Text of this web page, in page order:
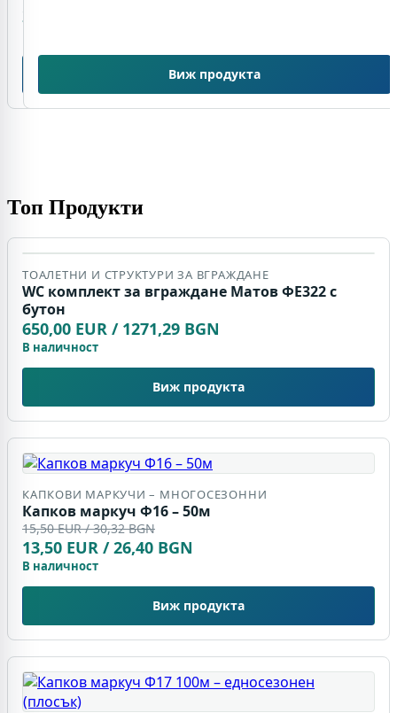
26,40 BGN
Виж продукта
Топ Продукти
ТОАЛЕТНИ И СТРУКТУРИ ЗА ВГРАЖДАНЕ
WC комплект за вграждане Матов ФЕ322 с
бутон
650,00 EUR / 1271,29 BGN
В наличност
Виж продукта
КАПКОВИ МАРКУЧИ – МНОГОСЕЗОННИ
Капков маркуч Ф16 – 50м
15,50 EUR / 30,32 BGN
13,50 EUR / 26,40 BGN
В наличност
Виж продукта